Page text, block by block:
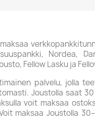
Nordea,
Fellow Lasku ja
palvelu, jolla
Joustolla saat
voit maksaa
maksaa Joustolla